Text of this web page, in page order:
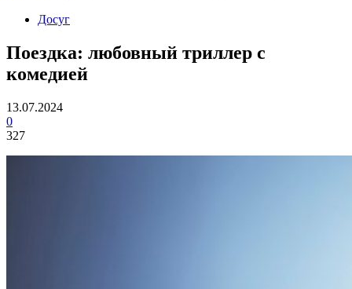
Досуг
Поездка: любовный триллер с
комедией
13.07.2024
0
327